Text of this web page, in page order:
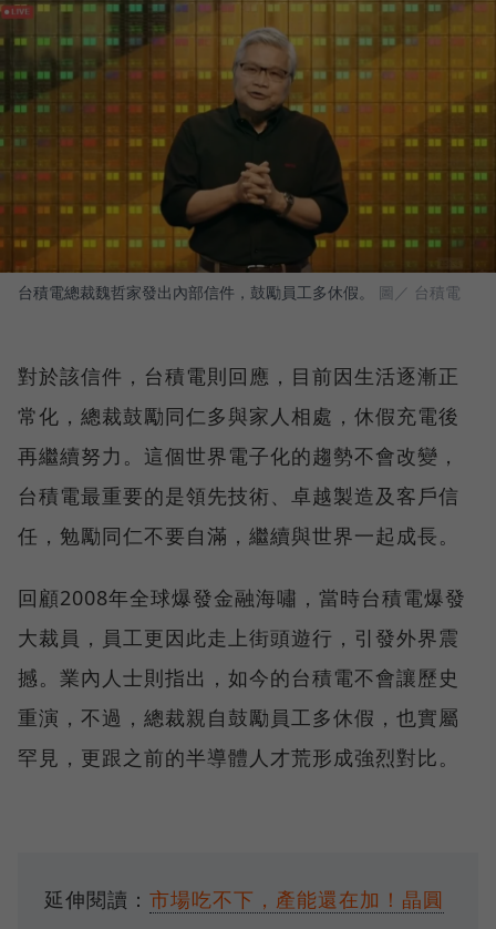
台積電總裁魏哲家發出內部信件，鼓勵員工多休假。 圖／ 台積電
對於該信件，台積電則回應，目前因生活逐漸正
常化，總裁鼓勵同仁多與家人相處，休假充電後
再繼續努力。這個世界電子化的趨勢不會改變，
台積電最重要的是領先技術、卓越製造及客戶信
任，勉勵同仁不要自滿，繼續與世界一起成長。
回顧2008年全球爆發金融海嘯，當時台積電爆發
大裁員，員工更因此走上街頭遊行，引發外界震
撼。業內人士則指出，如今的台積電不會讓歷史
重演，不過，總裁親自鼓勵員工多休假，也實屬
罕見，更跟之前的半導體人才荒形成強烈對比。
延伸閱讀： 市場吃不下，產能還在加！晶圓